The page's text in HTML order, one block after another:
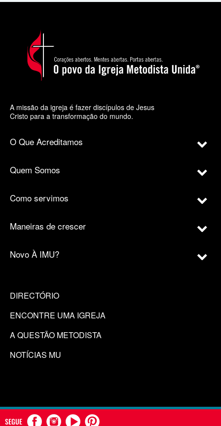
A missão da igreja é fazer discípulos de Jesus
Cristo para a transformação do mundo.
O Que Acreditamos
Quem Somos
Como servimos
Maneiras de crescer
Novo À IMU?
DIRECTÓRIO
ENCONTRE UMA IGREJA
A QUESTÃO METODISTA
NOTÍCIAS MU
SEGUE